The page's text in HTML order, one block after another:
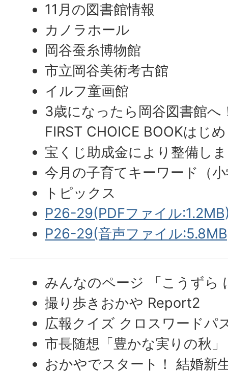
11月の図書館情報
カノラホール
岡谷蚕糸博物館
市立岡谷美術考古館
イルフ童画館
3歳になったら岡谷図書館へ
FIRST CHOICE BOOKはじ
宝くじ助成金により整備し
今月の子育てキーワード（
トピックス
P26-29(PDFファイル
P26-29(音声ファイル
みんなのページ 「こうずら
撮り歩きおかや Report2
広報クイズ クロスワードパ
市長随想「豊かな実りの秋」
おかやでスタート！ 結婚新